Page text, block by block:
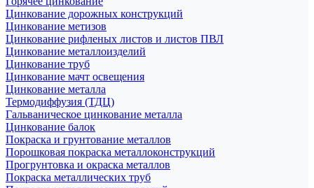
Цинкование дорожных конструкций
Цинкование метизов
Цинкование рифленых листов и листов ПВЛ
Цинкование металлоизделий
Цинкование труб
Цинкование мачт освещения
Цинкование металла
Термодиффузия (ТДЦ)
Гальваническое цинкование металла
Цинкование балок
Покраска и грунтование металлов
Порошковая покраска металлоконструкций
Прогрунтовка и окраска металлов
Покраска металлических труб